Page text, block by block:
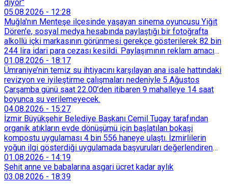
diyor"
05.08.2026 - 12:28
Muğla'nın Menteşe ilçesinde yaşayan sinema oyuncusu Yiğit
Dören'e, sosyal medya hesabında paylaştığı bir fotoğrafta
alkollü içki markasının görünmesi gerekçe gösterilerek 82 bin
244 lira idari para cezası kesildi. Paylaşımının reklam amacı
taşımadığını savunan Dören, cezanın iptali için yargıya
başvurdu.
01.08.2026 - 18:17
Ümraniye’nin temiz su ihtiyacını karşılayan ana isale hattındaki
revizyon ve iyileştirme çalışmaları nedeniyle 5 Ağustos
Çarşamba günü saat 22.00’den itibaren 9 mahalleye 14 saat
boyunca su verilemeyecek.
04.08.2026 - 15:27
İzmir Büyükşehir Belediye Başkanı Cemil Tugay tarafından
organik atıkların evde dönüşümü için başlatılan bokaşi
kompostu uygulaması 4 bin 556 haneye ulaştı. İzmirlilerin
yoğun ilgi gösterdiği uygulamada başvuruları değerlendiren
Tarımsal Hizmetler Dairesi Başkanlığı, farklı ilçelerde toplam
128 bokaşi kompost eğitimi düzenleyerek İzmirlileri
sürdürülebilir atık yönetimi sistemine dahil etti.
01.08.2026 - 14:19
Şehit anne ve babalarına asgari ücret kadar aylık
03.08.2026 - 18:39